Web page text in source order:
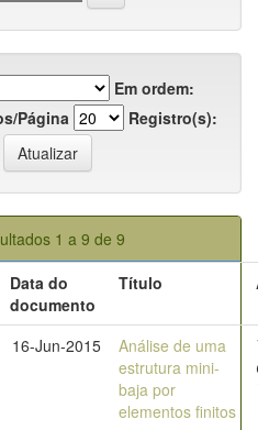
Em ordem:
Página
Registro(s):
1 a 9 de 9
Data do
documento
Título
16-Jun-2015
Análise de uma
estrutura mini-
baja por
elementos finitos